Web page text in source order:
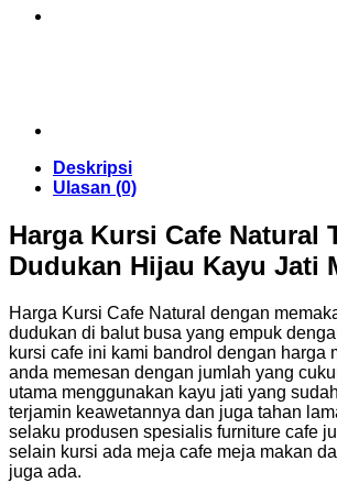
Deskripsi
Ulasan (0)
Harga Kursi Cafe Natural
Dudukan Hijau Kayu Jati
Harga Kursi Cafe Natural dengan
dudukan di balut busa yang empuk
kursi cafe ini kami bandrol dengan harga
anda memesan dengan jumlah yang
utama menggunakan kayu jati yang
terjamin keawetannya dan juga tahan
selaku produsen spesialis furniture cafe
selain kursi ada meja cafe meja makan
juga ada.